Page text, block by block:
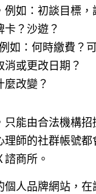
例如：初談目標
卡？沙遊？
如：何時繳費？
消或更改日期？
麼改變？
能由合法機構招
理師的社群帳號
商所。
個人品牌網站，在